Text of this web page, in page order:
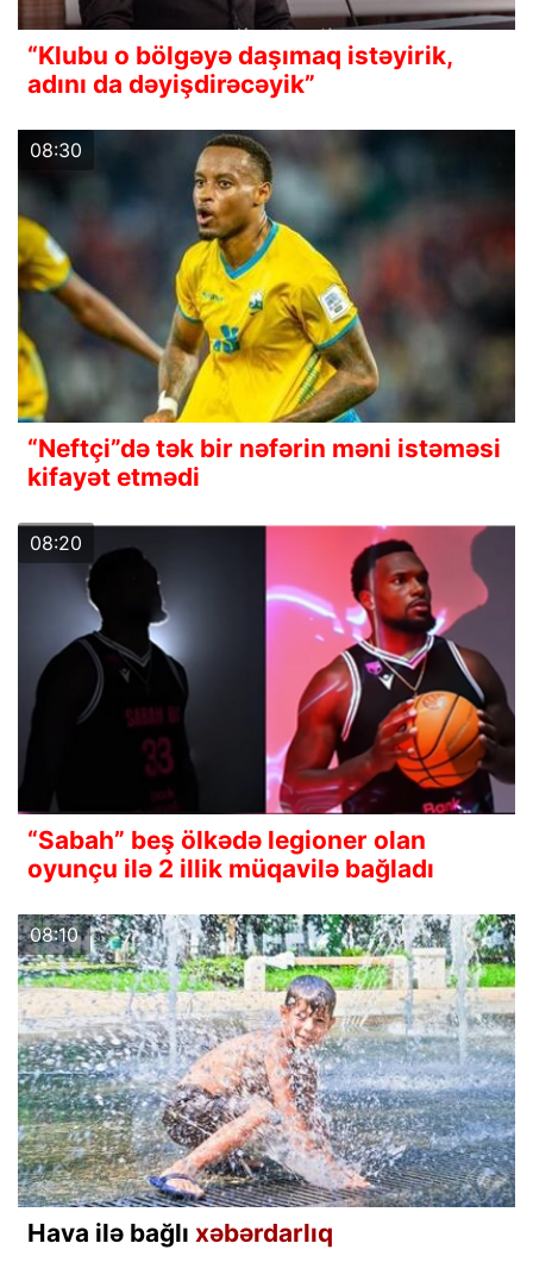
“Klubu o bölgəyə daşımaq istəyirik,
adını da dəyişdirəcəyik”
08:30
“Neftçi”də tək bir nəfərin məni istəməsi
kifayət etmədi
08:20
“Sabah” beş ölkədə legioner olan
oyunçu ilə 2 illik müqavilə bağladı
08:10
Hava ilə bağlı xəbərdarlıq